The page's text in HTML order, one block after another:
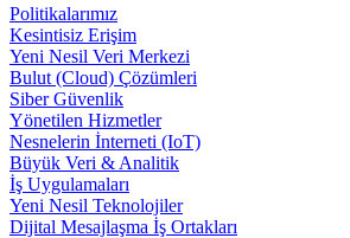
Politikalarımız
Kesintisiz Erişim
Yeni Nesil Veri Merkezi
Bulut (Cloud) Çözümleri
Siber Güvenlik
Yönetilen Hizmetler
Nesnelerin İnterneti (IoT)
Büyük Veri & Analitik
İş Uygulamaları
Yeni Nesil Teknolojiler
Dijital Mesajlaşma İş Ortakları